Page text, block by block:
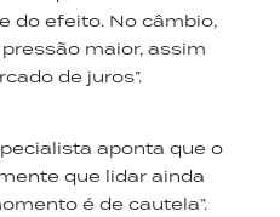
do efeito. No câmbio,
maior, assim
de juros”.
aponta que o
que lidar ainda
é de cautela”.